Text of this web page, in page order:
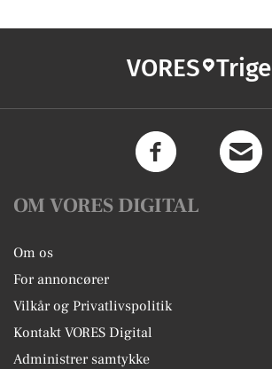
VORES Trige
OM VORES DIGITAL
Om os
For annoncører
Vilkår og Privatlivspolitik
Kontakt VORES Digital
Administrer samtykke